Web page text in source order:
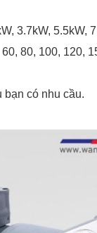
3.7kW, 5.5kW,
80, 100, 120,
có nhu cầu.